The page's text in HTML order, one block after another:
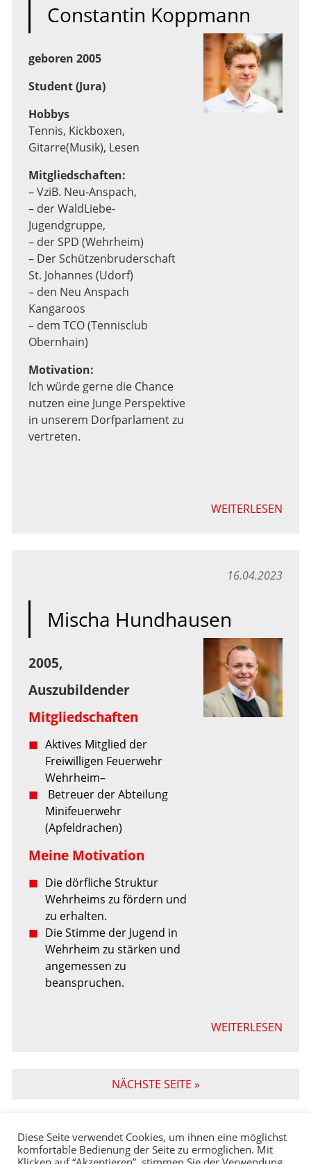
Constantin Koppmann
geboren 2005
Student (Jura)
Hobbys
Tennis, Kickboxen,
Gitarre(Musik), Lesen
Mitgliedschaften:
– VziB. Neu-Anspach,
– der WaldLiebe-
Jugendgruppe,
– der SPD (Wehrheim)
– Der Schützenbruderschaft
St. Johannes (Udorf)
– den Neu Anspach
Kangaroos
– dem TCO (Tennisclub
Obernhain)
Motivation:
Ich würde gerne die Chance
nutzen eine Junge Perspektive
in unserem Dorfparlament zu
vertreten.
WEITERLESEN
16.04.2023
Mischa Hundhausen
2005,
Auszubildender
Mitgliedschaften
Aktives Mitglied der
Freiwilligen Feuerwehr
Wehrheim–
Betreuer der Abteilung
Minifeuerwehr
(Apfeldrachen)
Meine Motivation
Die dörfliche Struktur
Wehrheims zu fördern und
zu erhalten.
Die Stimme der Jugend in
Wehrheim zu stärken und
angemessen zu
beanspruchen.
WEITERLESEN
NÄCHSTE SEITE »
Diese Seite verwendet Cookies, um ihnen eine möglichst
komfortable Bedienung der Seite zu ermöglichen. Mit